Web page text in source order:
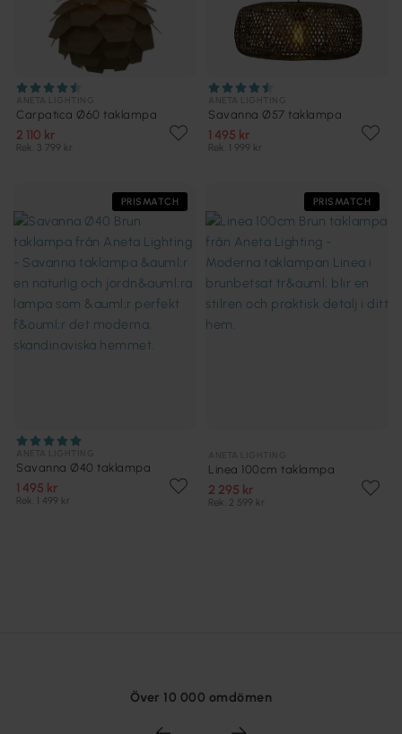
Carpatica Ø60 taklampa
2 110 kr
Rek. 3 799 kr
Savanna Ø57 taklampa
1 495 kr
Rek. 1 999 kr
PRISMATCH
Savanna Ø40 taklampa
1 495 kr
Rek. 1 499 kr
PRISMATCH
Linea 100cm taklampa
2 295 kr
Rek. 2 599 kr
Över 10 000 omdömen